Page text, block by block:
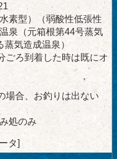
素型）（弱酸性低張性
泉（元箱根第44号蒸気
気造成温泉）
ろ到着した時は既にオ
場合、お釣りは出ない
処のみ
タ]